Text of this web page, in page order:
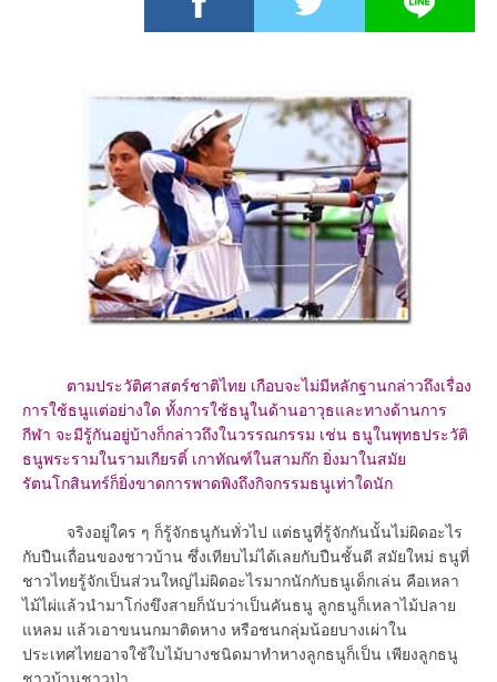
ตามประวัติศาสตร์ชาติไทย เกือบจะไม่มีหลักฐานกล่าวถึงเรื่อง
การใช้ธนูแต่อย่างใด ทั้งการใช้ธนูในด้านอาวุธและทางด้านการ
กีฬา จะมีรู้กันอยู่บ้างก็กล่าวถึงในวรรณกรรม เช่น ธนูในพุทธประวัติ
ธนูพระรามในรามเกียรติ์ เกาทัณฑ์ในสามก๊ก ยิ่งมาในสมัย
รัตนโกสินทร์ก็ยิ่งขาดการพาดพิงถึงกิจกรรมธนูเท่าใดนัก
จริงอยู่ใคร ๆ ก็รู้จักธนูกันทั่วไป แต่ธนูที่รู้จักกันนั้นไม่ผิดอะไร
กับปืนเถื่อนของชาวบ้าน ซึ่งเทียบไม่ได้เลยกับปืนชั้นดี สมัยใหม่ ธนูที่
ชาวไทยรู้จักเป็นส่วนใหญ่ไม่ผิดอะไรมากนักกับธนูเด็กเล่น คือเหลา
ไม้ไผ่แล้วนำมาโก่งขึงสายก็นับว่าเป็นคันธนู ลูกธนูก็เหลาไม้ปลาย
แหลม แล้วเอาขนนกมาติดหาง หรือชนกลุ่มน้อยบางเผ่าใน
ประเทศไทยอาจใช้ใบไม้บางชนิดมาทำหางลูกธนูก็เป็น เพียงลูกธนู